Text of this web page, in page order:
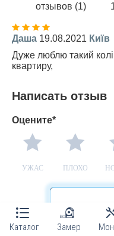
Каталог Замер
отзывов (1)
Даша 19.08.2021 Київ
Дуже люблю такий
квартиру,
Написать отзыв
Оцените*
УЖАС ПЛОХО